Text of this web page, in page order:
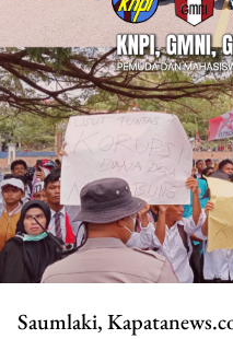
Saumlaki,